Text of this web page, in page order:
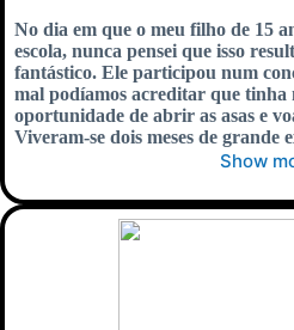
No dia em que o meu filho de 15
escola, nunca pensei que isso
fantástico. Ele participou num
mal podíamos acreditar que tinha
oportunidade de abrir as asas e
Viveram-se dois meses de grande
Show